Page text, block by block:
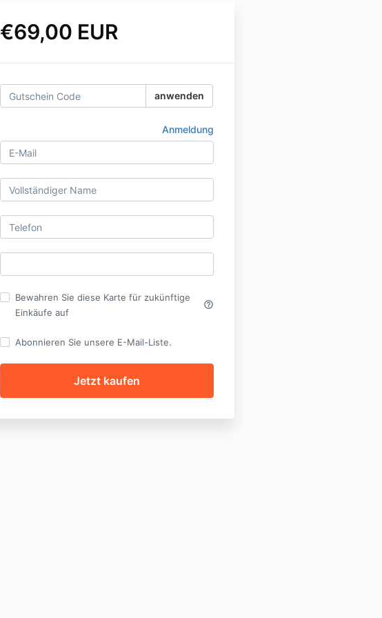
€69,00 EUR
anwenden
Anmeldung
Bewahren Sie diese Karte für zukünftige
Einkäufe auf
help_outline
Abonnieren Sie unsere E-Mail-Liste.